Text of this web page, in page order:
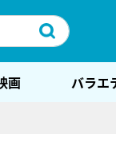
画 バラエ